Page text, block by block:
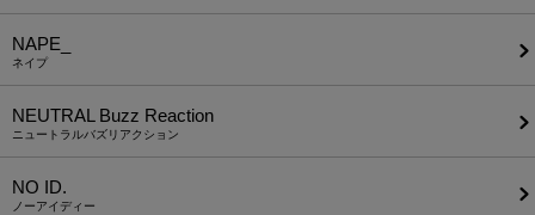
NAPE_
ネイプ
NEUTRAL Buzz Reaction
ニュートラルバズリアクション
NO ID.
ノーアイディー